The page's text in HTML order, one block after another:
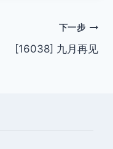
下一步
[16038] 九月再见